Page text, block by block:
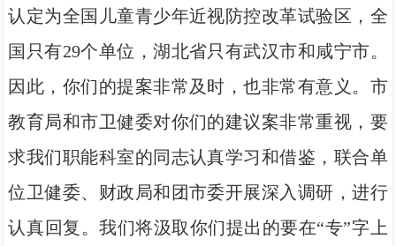
认定为全国儿童青少年近视防控改革试验区，全
国只有29个单位，湖北省只有武汉市和咸宁市。
因此，你们的提案非常及时，也非常有意义。市
教育局和市卫健委对你们的建议案非常重视，要
求我们职能科室的同志认真学习和借鉴，联合单
位卫健委、财政局和团市委开展深入调研，进行
认真回复。我们将汲取你们提出的要在“专”字上